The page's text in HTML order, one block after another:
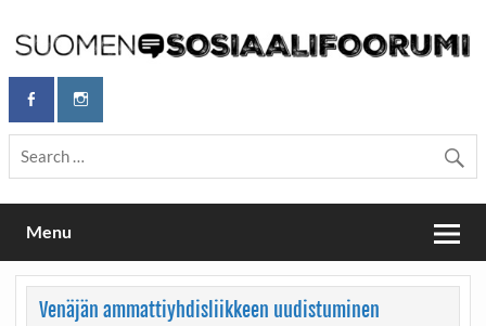
content
Maailmanparannuspäivät / Suomen
Sosiaalifoorumi
Maailmanparannuspäivät Lapinlahden Lähteellä, Helsingissä
26.–27.9.2026
Menu
Venäjän ammattiyhdisliikkeen uudistuminen